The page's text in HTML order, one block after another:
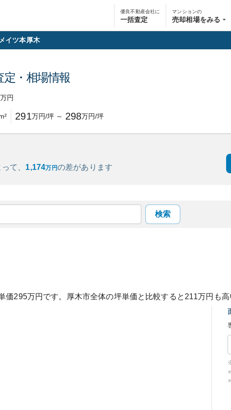
優良不動産会社に
一括査定
マンションの
売却相場をみる
メイツ本厚木
定・相場情報
万円
291万円/坪 ～ 298万円/坪
て、 1,174万円の差があります
検索
価295万円です。 厚木市全体の坪単価と比較すると 211万円も高